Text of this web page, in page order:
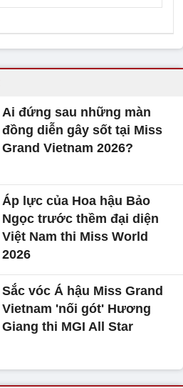
Ai đứng sau những màn
đồng diễn gây sốt tại Miss
Grand Vietnam 2026?
Áp lực của Hoa hậu Bảo
Ngọc trước thềm đại diện
Việt Nam thi Miss World
2026
Sắc vóc Á hậu Miss Grand
Vietnam 'nối gót' Hương
Giang thi MGI All Star